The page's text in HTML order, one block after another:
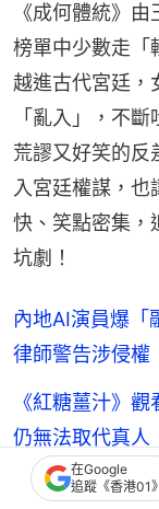
《成何體統》
榜單中少數走「
越進古代宮廷，
「亂入」，不
荒謬又好笑的反
入宮廷權謀，也
快、笑點密集，
坑劇！
內地AI演員爆
律師警告涉侵權
《紅糖薑汁》
仍無法取代真人
在Google
追蹤《香港01》